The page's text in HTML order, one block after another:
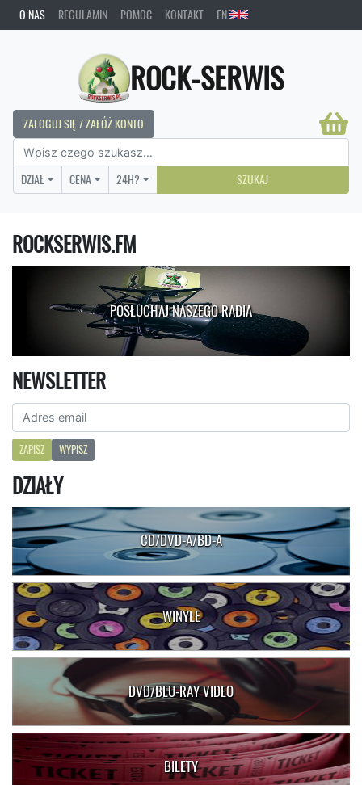
O NAS REGULAMIN POMOC KONTAKT EN
ROCK-SERWIS
ZALOGUJ SIĘ / ZAŁÓŻ KONTO
DZIAŁ CENA 24H? SZUKAJ
ROCKSERWIS.FM
POSŁUCHAJ NASZEGO RADIA
NEWSLETTER
ZAPISZ WYPISZ
DZIAŁY
CD/DVD-A/BD-A
WINYLE
DVD/BLU-RAY VIDEO
BILETY